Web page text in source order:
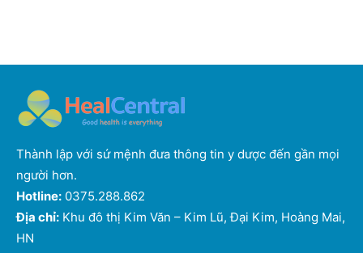
Thành lập với sứ mệnh đưa thông tin y dược đến gần mọi
người hơn.
Hotline: 0375.288.862
Địa chỉ: Khu đô thị Kim Văn – Kim Lũ, Đại Kim, Hoàng Mai,
HN